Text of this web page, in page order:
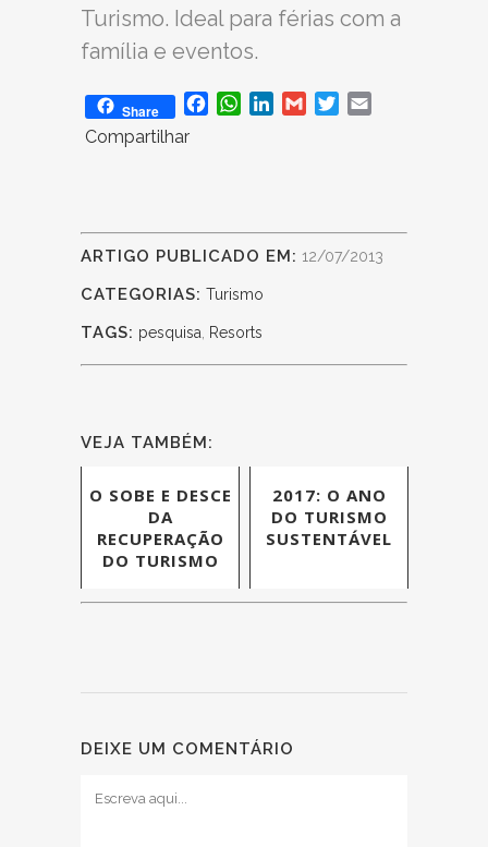
Turismo. Ideal para férias com a
família e eventos.
Share Facebook
WhatsApp
LinkedInGmailTwitter
Compartilhar
ARTIGO PUBLICADO EM: 12/07/2013
CATEGORIAS: Turismo
TAGS: pesquisa Resorts
VEJA TAMBÉM:
O SOBE E DESCE
DA
RECUPERAÇÃO
DO TURISMO
2017: O ANO
DO TURISMO
SUSTENTÁVEL
DEIXE UM COMENTÁRIO